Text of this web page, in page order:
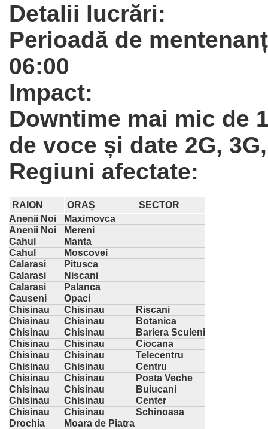
Detalii lucrări:
Perioadă de
06:00
Impact:
Downtime mai mic de
de voce și date 2G,
Regiuni afectate:
RAION ORAȘ
SECTOR
Anenii Noi
Maximovca
Anenii Noi
Mereni
Cahul
Manta
Cahul
Moscovei
Calarasi
Pitusca
Calarasi
Niscani
Calarasi
Palanca
Causeni
Opaci
Chisinau
Chisinau
Riscani
Chisinau
Chisinau
Botanica
Chisinau
Chisinau
Bariera Sculeni
Chisinau
Chisinau
Ciocana
Chisinau
Chisinau
Telecentru
Chisinau
Chisinau
Centru
Chisinau
Chisinau
Posta Veche
Chisinau
Chisinau
Buiucani
Chisinau
Chisinau
Center
Chisinau
Chisinau
Schinoasa
Drochia
Moara de Piatra